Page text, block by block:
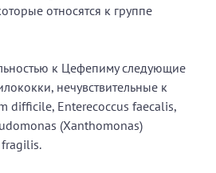
относятся к группе
к Цефепиму следующие
нечувствительные к
difficile, Enterecoccus faecalis,
(Xanthomonas)